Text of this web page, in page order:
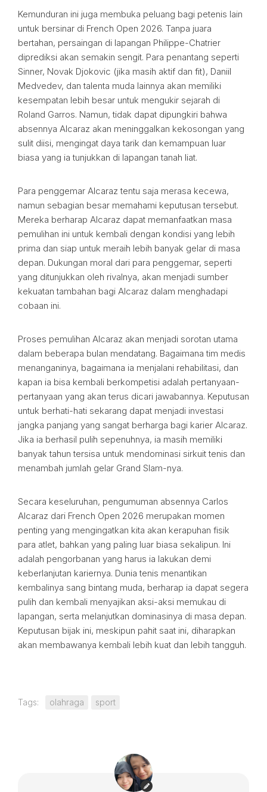
Kemunduran ini juga membuka peluang bagi petenis lain
untuk bersinar di French Open 2026. Tanpa juara
bertahan, persaingan di lapangan Philippe-Chatrier
diprediksi akan semakin sengit. Para penantang seperti
Sinner, Novak Djokovic (jika masih aktif dan fit), Daniil
Medvedev, dan talenta muda lainnya akan memiliki
kesempatan lebih besar untuk mengukir sejarah di
Roland Garros. Namun, tidak dapat dipungkiri bahwa
absennya Alcaraz akan meninggalkan kekosongan yang
sulit diisi, mengingat daya tarik dan kemampuan luar
biasa yang ia tunjukkan di lapangan tanah liat.
Para penggemar Alcaraz tentu saja merasa kecewa,
namun sebagian besar memahami keputusan tersebut.
Mereka berharap Alcaraz dapat memanfaatkan masa
pemulihan ini untuk kembali dengan kondisi yang lebih
prima dan siap untuk meraih lebih banyak gelar di masa
depan. Dukungan moral dari para penggemar, seperti
yang ditunjukkan oleh rivalnya, akan menjadi sumber
kekuatan tambahan bagi Alcaraz dalam menghadapi
cobaan ini.
Proses pemulihan Alcaraz akan menjadi sorotan utama
dalam beberapa bulan mendatang. Bagaimana tim medis
menanganinya, bagaimana ia menjalani rehabilitasi, dan
kapan ia bisa kembali berkompetisi adalah pertanyaan-
pertanyaan yang akan terus dicari jawabannya. Keputusan
untuk berhati-hati sekarang dapat menjadi investasi
jangka panjang yang sangat berharga bagi karier Alcaraz.
Jika ia berhasil pulih sepenuhnya, ia masih memiliki
banyak tahun tersisa untuk mendominasi sirkuit tenis dan
menambah jumlah gelar Grand Slam-nya.
Secara keseluruhan, pengumuman absennya Carlos
Alcaraz dari French Open 2026 merupakan momen
penting yang mengingatkan kita akan kerapuhan fisik
para atlet, bahkan yang paling luar biasa sekalipun. Ini
adalah pengorbanan yang harus ia lakukan demi
keberlanjutan kariernya. Dunia tenis menantikan
kembalinya sang bintang muda, berharap ia dapat segera
pulih dan kembali menyajikan aksi-aksi memukau di
lapangan, serta melanjutkan dominasinya di masa depan.
Keputusan bijak ini, meskipun pahit saat ini, diharapkan
akan membawanya kembali lebih kuat dan lebih tangguh.
Tags: olahraga sport